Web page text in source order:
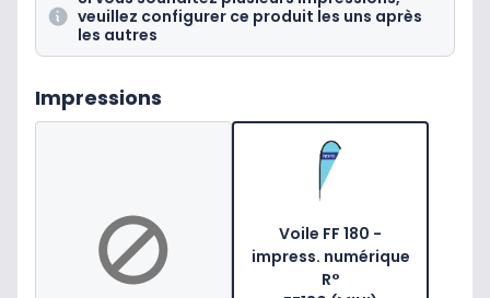
veuillez configurer ce produit les uns après
les autres
Impressions
Voile FF 180 -
impress. numérique
R°